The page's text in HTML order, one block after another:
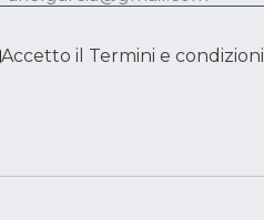
Accetto il Termini e condizioni